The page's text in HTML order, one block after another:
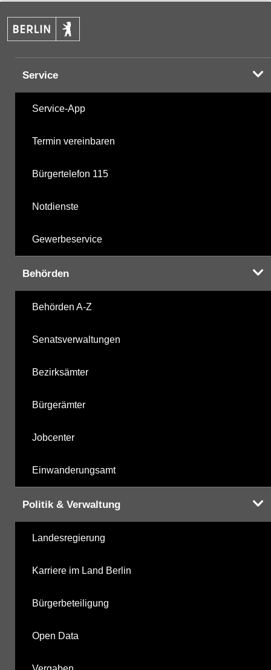
Service
Service-App
Termin vereinbaren
Bürgertelefon 115
Notdienste
Gewerbeservice
Behörden
Behörden A-Z
Senatsverwaltungen
Bezirksämter
Bürgerämter
Jobcenter
Einwanderungsamt
Politik & Verwaltung
Landesregierung
Karriere im Land Berlin
Bürgerbeteiligung
Open Data